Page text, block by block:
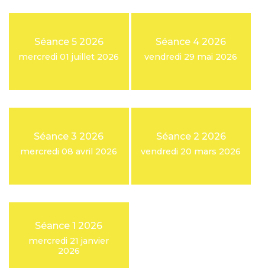
Séance 5 2026
mercredi 01 juillet 2026
Séance 4 2026
vendredi 29 mai 2026
Séance 3 2026
mercredi 08 avril 2026
Séance 2 2026
vendredi 20 mars 2026
Séance 1 2026
mercredi 21 janvier
2026